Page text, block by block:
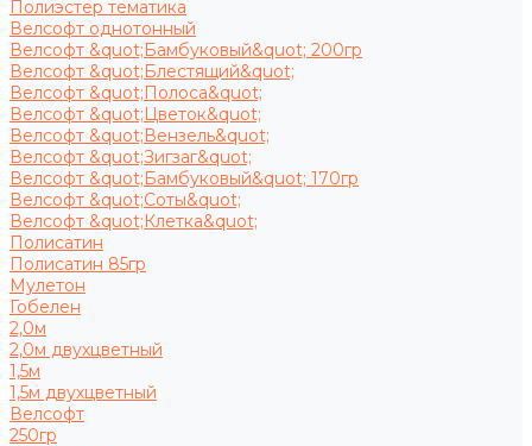
Полиэстер тематика
Велсофт однотонный
Велсофт &quot;Бамбуковый&quot; 200гр
Велсофт &quot;Блестящий&quot;
Велсофт &quot;Полоса&quot;
Велсофт &quot;Цветок&quot;
Велсофт &quot;Вензель&quot;
Велсофт &quot;Зигзаг&quot;
Велсофт &quot;Бамбуковый&quot; 170гр
Велсофт &quot;Соты&quot;
Велсофт &quot;Клетка&quot;
Полисатин
Полисатин 85гр
Мулетон
Гобелен
2,0м
2,0м двухцветный
1,5м
1,5м двухцветный
Велсофт
250гр